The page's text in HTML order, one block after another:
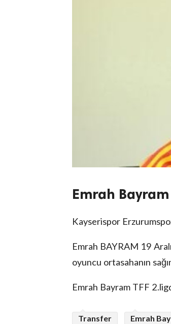
Emrah
Kayserispor
Emrah BAYRAM 19
oyuncu ortasahanın
Emrah Bayram TFF
Transfer Emrah